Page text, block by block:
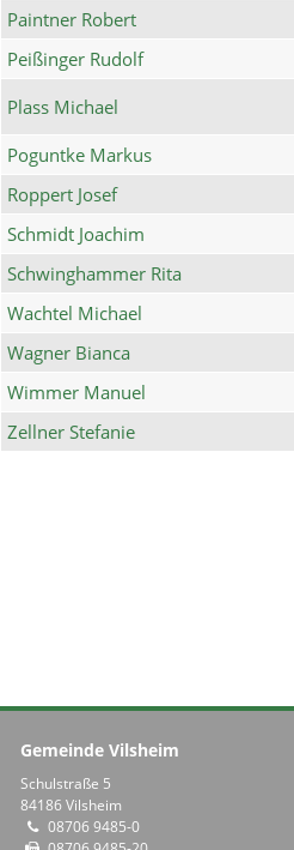
Paintner Robert
Peißinger Rudolf
Plass Michael
Poguntke Markus
Roppert Josef
Schmidt Joachim
Schwinghammer Rita
Wachtel Michael
Wagner Bianca
Wimmer Manuel
Zellner Stefanie
Gemeinde Vilsheim
Schulstraße 5
84186 Vilsheim
08706 9485-0